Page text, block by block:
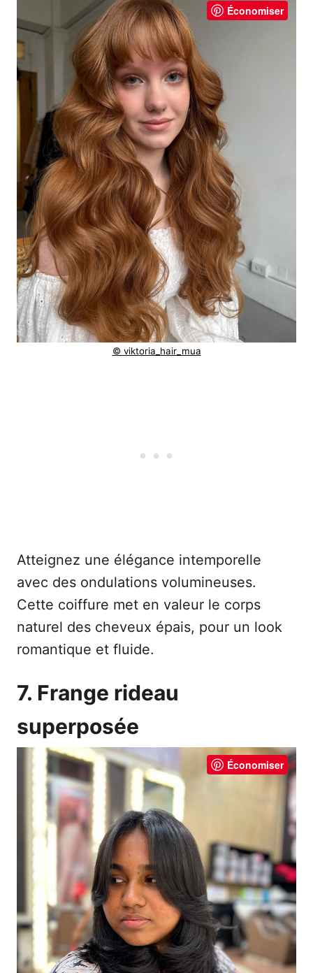
Économiser
© viktoria_hair_mua
Atteignez une élégance intemporelle
avec des ondulations volumineuses.
Cette coiffure met en valeur le corps
naturel des cheveux épais, pour un look
romantique et fluide.
7. Frange rideau
superposée
Économiser